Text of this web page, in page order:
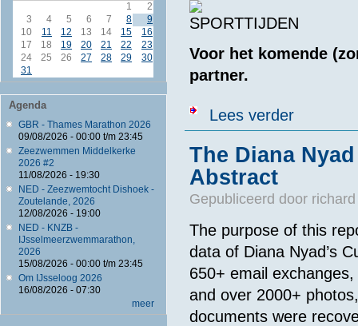
1
2
3
4 5 6 7 8
9
10
11 12 13 14 15
16
17
18 19 20 21 22
23
24
25 26 27 28 29
30
31
Agenda
GBR - Thames Marathon 2026
09/08/2026 - 00:00t/m 23:45
Zeezwemmen Middelkerke
2026 #2
11/08/2026 - 19:30
NED - Zeezwemtocht Dishoek -
Zoutelande, 2026
12/08/2026 - 19:00
NED - KNZB -
IJsselmeerzwemmarathon,
2026
15/08/2026 - 00:00t/m 23:45
Om IJsseloog 2026
16/08/2026 - 07:30
meer
Voor het komende
partner.
Lees verderover
The Diana
Abstract
Gepubliceerd door
The purpose of this
data of Diana Nyad’s
650+ email
and over 2000+
documents were